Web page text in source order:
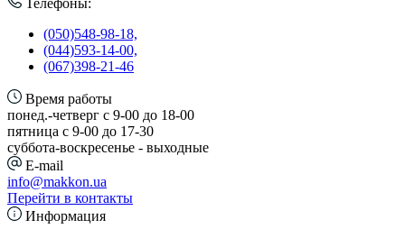
Телефоны:
(050)548-98-18,
(044)593-14-00,
(067)398-21-46
Время работы
понед.-четверг с 9-00 до 18-00
пятница с 9-00 до 17-30
cуббота-воскресенье - выходные
E-mail
info@makkon.ua
Перейти в контакты
Информация